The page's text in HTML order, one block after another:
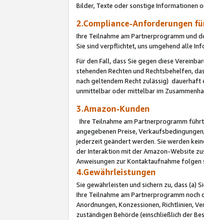
Bilder, Texte oder sonstige Informationen
2.Compliance-Anforderungen
Ihre Teilnahme am Partnerprogramm und
Sie sind verpflichtet, uns umgehend alle
Für den Fall, dass Sie gegen diese
stehenden Rechten und Rechtsbehelfen,
nach geltendem Recht zulässig) dauerhaft
unmittelbar oder mittelbar im
3.Amazon-Kunden
Ihre Teilnahme am Partnerprogramm
angegebenen Preise,
jederzeit geändert werden. Sie werden
der Interaktion mit der Amazon-Website
Anweisungen zur Kontaktaufnahme folgen
4.Gewährleistungen
Sie gewährleisten und sichern zu, dass (a)
Ihre Teilnahme am Partnerprogramm
Anordnungen, Konzessionen, Richtlinien,
zuständigen Behörde (einschließlich der